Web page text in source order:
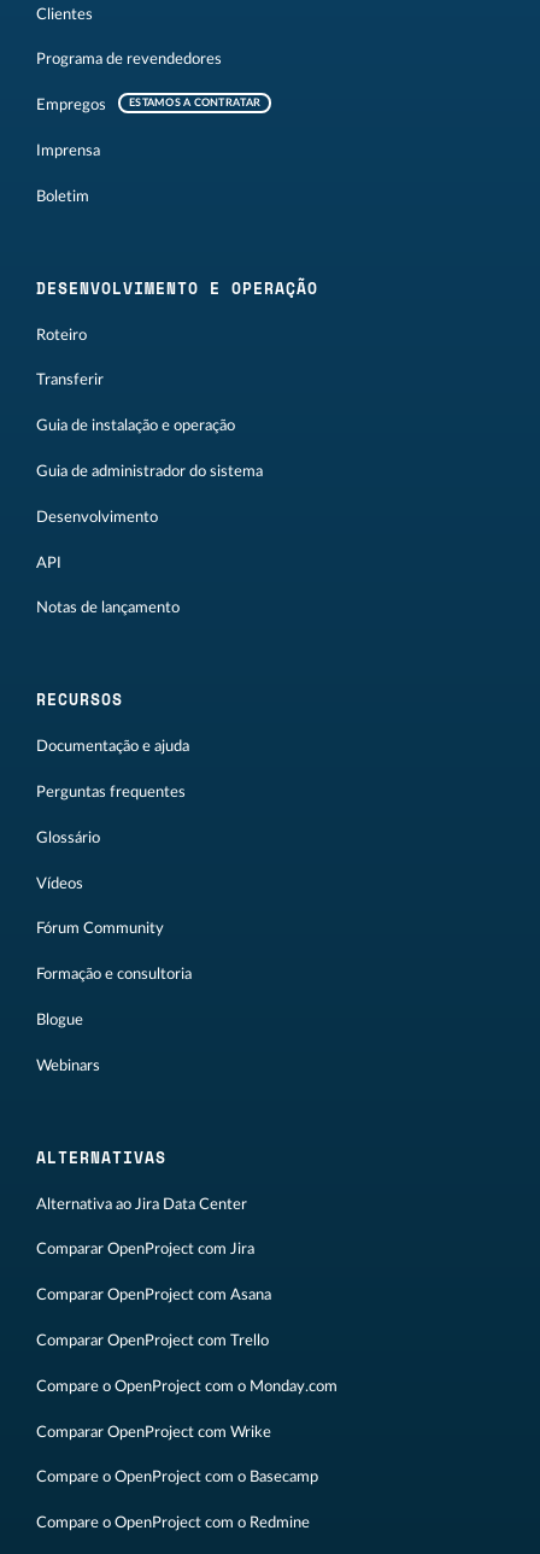
Clientes
Programa de revendedores
Empregos ESTAMOS A CONTRATAR
Imprensa
Boletim
DESENVOLVIMENTO E OPERAÇÃO
Roteiro
Transferir
Guia de instalação e operação
Guia de administrador do sistema
Desenvolvimento
API
Notas de lançamento
RECURSOS
Documentação e ajuda
Perguntas frequentes
Glossário
Vídeos
Fórum Community
Formação e consultoria
Blogue
Webinars
ALTERNATIVAS
Alternativa ao Jira Data Center
Comparar OpenProject com Jira
Comparar OpenProject com Asana
Comparar OpenProject com Trello
Compare o OpenProject com o Monday.com
Comparar OpenProject com Wrike
Compare o OpenProject com o Basecamp
Compare o OpenProject com o Redmine